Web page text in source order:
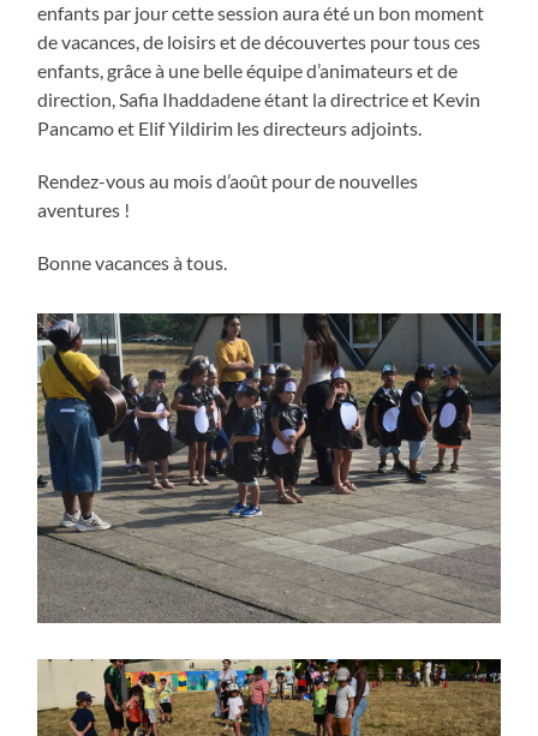
enfants par jour cette session aura été un bon moment
de vacances, de loisirs et de découvertes pour tous ces
enfants, grâce à une belle équipe d’animateurs et de
direction, Safia Ihaddadene étant la directrice et Kevin
Pancamo et Elif Yildirim les directeurs adjoints.
Rendez-vous au mois d’août pour de nouvelles
aventures !
Bonne vacances à tous.